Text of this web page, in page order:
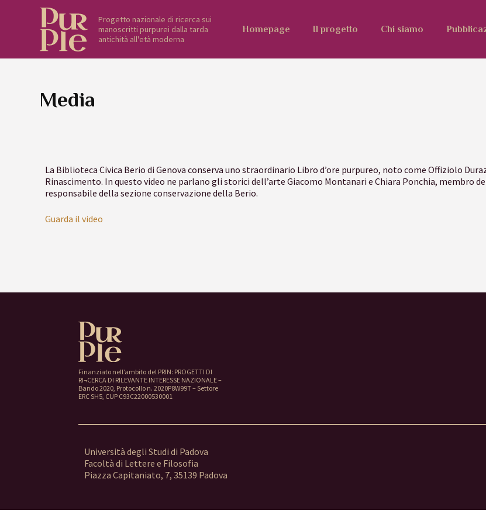
Progetto nazionale di ricerca sui
manoscritti purpurei dalla tarda
antichità all'età moderna
Homepage Il progetto Chi siamo
Media
La Biblioteca Civica Berio di Genova conserva uno straordinario Libro d’ore purpureo, noto come Offiziolo
Rinascimento. In questo video ne parlano gli storici dell’arte Giacomo Montanari e Chiara Ponchia, membro
responsabile della sezione conservazione della Berio.
Guarda il video
Finanziato nell’ambito del PRIN: PROGETTI DI
RI¬CERCA DI RILEVANTE INTERESSE NAZIONALE –
Bando 2020, Protocollo n. 2020P8W99T – Settore
ERC SH5, CUP C93C22000530001
Università degli Studi di Padova
Facoltà di Lettere e Filosofia
Piazza Capitaniato, 7, 35139 Padova